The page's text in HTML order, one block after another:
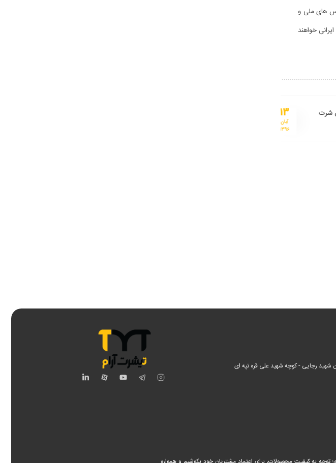
های ملی و
خواهند
شهید رجایی - کوچه شهید علی قره تپه ای
اینستاگرام تلگرام یوتیوب آپارات